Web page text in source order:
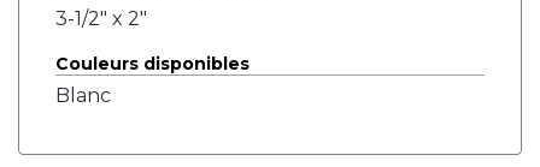
3-1/2" x 2"
Couleurs disponibles
Blanc